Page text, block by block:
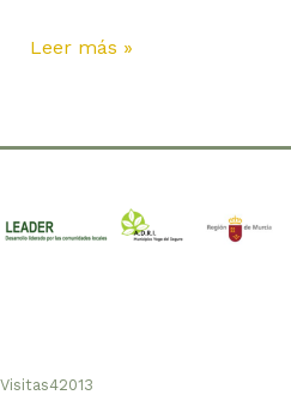
Leer más »
Visitas42013